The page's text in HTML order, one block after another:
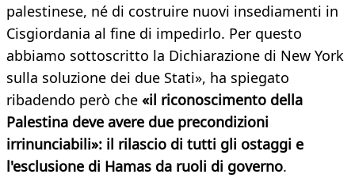
palestinese, né di costruire nuovi insediamenti in
Cisgiordania al fine di impedirlo. Per questo
abbiamo sottoscritto la Dichiarazione di New York
sulla soluzione dei due Stati», ha spiegato
ribadendo però che «il riconoscimento della
Palestina deve avere due precondizioni
irrinunciabili»: il rilascio di tutti gli ostaggi e
l'esclusione di Hamas da ruoli di governo.